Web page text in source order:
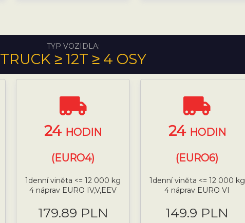
TYP VOZIDLA:
TRUCK ≥ 12T ≥ 4 OSY
24 HODIN
(EURO4)
1denní viněta <= 12 000 kg
4 náprav EURO IV,V,EEV
179.89 PLN
24 HODIN
(EURO6)
1denní viněta <= 12 000 kg
4 náprav EURO VI
149.9 PLN